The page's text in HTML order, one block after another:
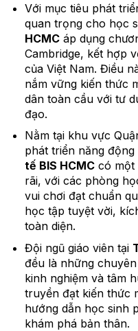
Với mục tiêu phát
quan trọng cho học
HCMCáp dụng
Cambridge, kết hợp
của Việt Nam. Điều
nắm vững kiến thức
dân toàn cầu với tư
đạo.
Nằm tại khu vực
phát triển năng động
tế BIS HCMCcó một
rãi, với các phòng
vui chơi đạt chuẩn
học tập tuyệt vời,
toàn diện.
Đội ngũ giáo viên tại
đều là những
kinh nghiệm và tâm
truyền đạt kiến thức
hướng dẫn học sinh
khám phá bản thân.